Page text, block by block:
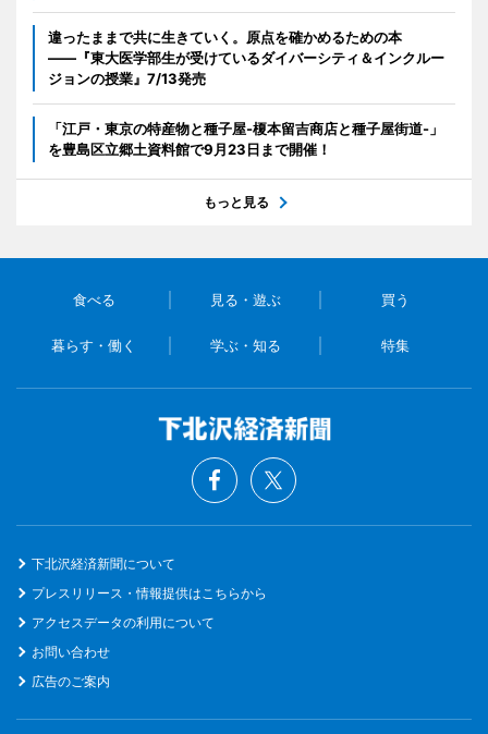
違ったままで共に生きていく。原点を確かめるための本
――『東大医学部生が受けているダイバーシティ＆インクルー
ジョンの授業』7/13発売
「江戸・東京の特産物と種子屋-榎本留吉商店と種子屋街道-」
を豊島区立郷土資料館で9月23日まで開催！
もっと見る
食べる 見る・遊ぶ 買う
暮らす・働く 学ぶ・知る 特集
下北沢経済新聞について
プレスリリース・情報提供はこちらから
アクセスデータの利用について
お問い合わせ
広告のご案内